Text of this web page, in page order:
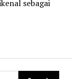
sebagai